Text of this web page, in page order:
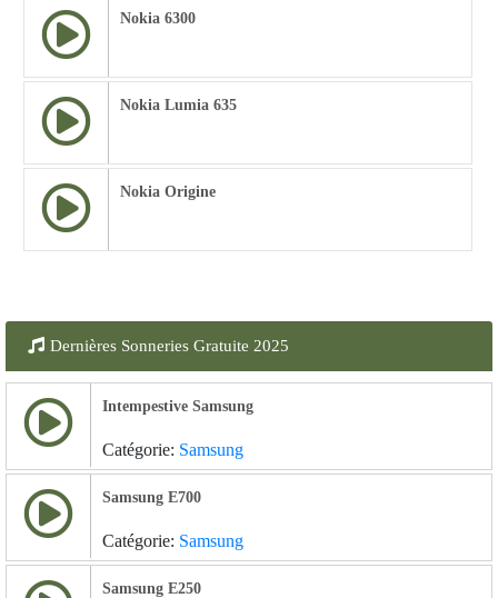
Nokia 6300
Nokia Lumia 635
Nokia Origine
Dernières Sonneries Gratuite 2025
Intempestive Samsung
Catégorie: Samsung
Samsung E700
Catégorie: Samsung
Samsung E250